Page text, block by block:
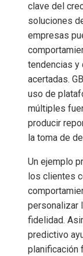
clave del
soluciones
empresas
tendencias y
acertadas.
uso de
múltiples
producir
la toma de
Un ejemplo
los clientes
personalizar
fidelidad.
predictivo
planificación